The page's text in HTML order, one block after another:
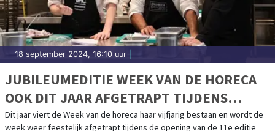
18 september 2024, 16:10 uur
JUBILEUMEDITIE WEEK VAN DE HORECA
OOK DIT JAAR AFGETRAPT TIJDENS
OPENING GASTVRIJ ROTTERDAM
Dit jaar viert de Week van de horeca haar vijfjarig bestaan en wordt de
week weer feestelijk afgetrapt tijdens de opening van de 11e editie